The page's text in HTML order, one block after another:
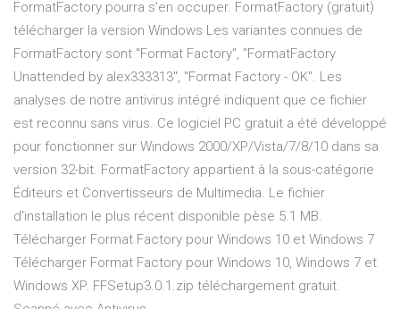
FormatFactory pourra s'en occuper. FormatFactory (gratuit)
télécharger la version Windows Les variantes connues de
FormatFactory sont "Format Factory", "FormatFactory
Unattended by alex333313", "Format Factory - OK". Les
analyses de notre antivirus intégré indiquent que ce fichier
est reconnu sans virus. Ce logiciel PC gratuit a été développé
pour fonctionner sur Windows 2000/XP/Vista/7/8/10 dans sa
version 32-bit. FormatFactory appartient à la sous-catégorie
Éditeurs et Convertisseurs de Multimedia. Le fichier
d'installation le plus récent disponible pèse 5.1 MB.
Télécharger Format Factory pour Windows 10 et Windows 7
Télécharger Format Factory pour Windows 10, Windows 7 et
Windows XP. FFSetup3.0.1.zip téléchargement gratuit.